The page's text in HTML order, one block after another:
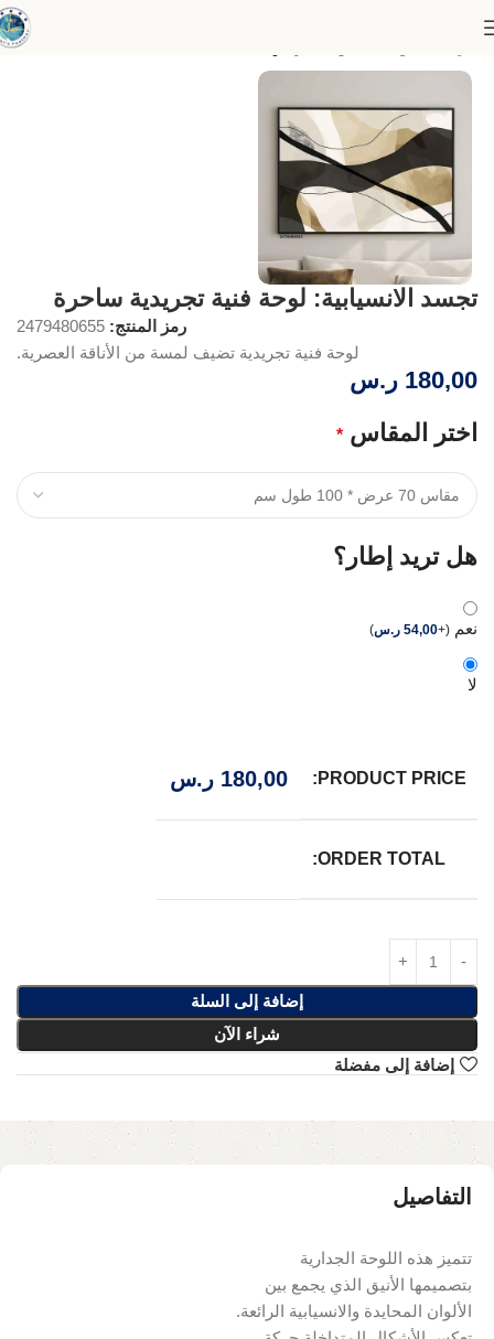
تجسد الانسيابية: لوحة فنية تجريدية ساحرة
رمز المنتج: 2479480655
لوحة فنية تجريدية تضيف لمسة من الأناقة العصرية.
180,00 ر.س
اختر المقاس *
هل تريد إطار؟
نعم (
+
54,00 ر.س)
لا
PRODUCT PRICE:
180,00 ر.س
ORDER TOTAL:
إضافة إلى السلة
شراء الآن
إضافة إلى مفضلة
التفاصيل
تتميز هذه اللوحة الجدارية
بتصميمها الأنيق الذي يجمع بين
الألوان المحايدة والانسيابية الرائعة.